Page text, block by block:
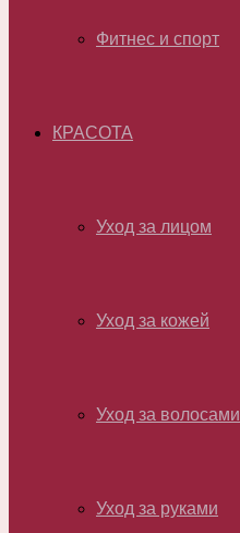
Фитнес и спорт
КРАСОТА
Уход за лицом
Уход за кожей
Уход за волосами
Уход за руками